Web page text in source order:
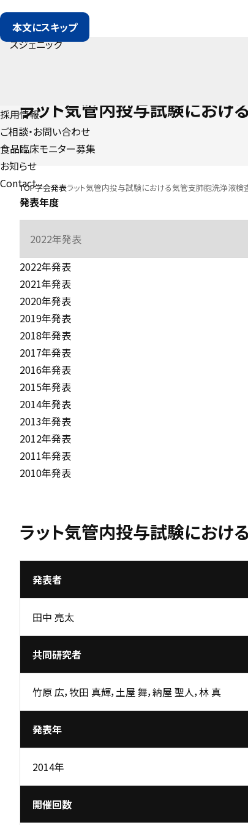
本文にスキップ
採用情報
ご相談・お問い合わせ
食品臨床モニター募集
お知らせ
Contact
ラット気管内投与試験におけ
TOP学会発表ラット気管内投与試験における気管支肺胞洗浄液
発表年度
2022年発表
2021年発表
2020年発表
2019年発表
2018年発表
2017年発表
2016年発表
2015年発表
2014年発表
2013年発表
2012年発表
2011年発表
2010年発表
ラット気管内投与試験にお
発表者
田中 亮太
共同研究者
竹原 広，牧田 真輝，土屋 舞，納屋 聖人，林 真
発表年
2014年
開催回数